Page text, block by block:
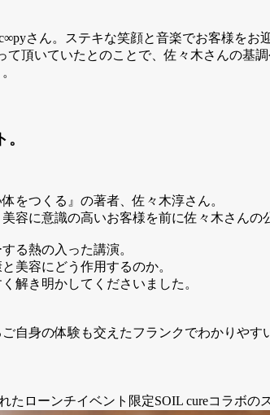
さん。ステキな笑顔と音楽でお客様をお
頂いていたとのことで、佐々木さんの基
をつくる』の著者、佐々木淳さん。
容に意識の高いお客様を前に佐々木さんの
る熱の入った講演。
美容にどう作用するのか。
解き明かしてくださいました。
自身の体験も交えたフランクでわかりや
たローンチイベント限定SOIL cureコラボ